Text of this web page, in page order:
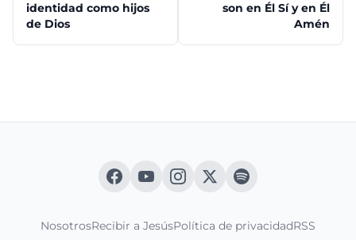
identidad como hijos
de Dios
son en Él Sí y en Él
Amén
NosotrosRecibir a JesúsPolítica de privacidadRSS